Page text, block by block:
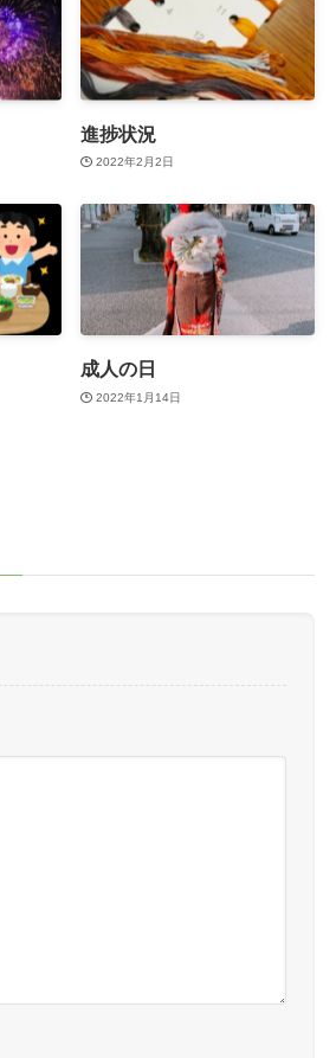
進捗状況
2022年2月2日
成人の日
2022年1月14日